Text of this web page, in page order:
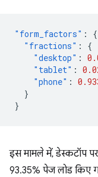
"form_factors" :
{
"fractions" :
{
"desktop" :
"tablet" :
"phone" :
}
}
इस मामले में, डेस्कटॉप
93.35% पेज लोड किए